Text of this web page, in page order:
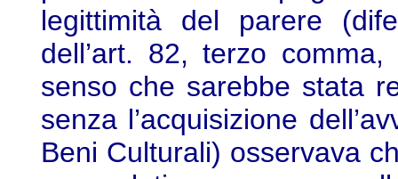
legittimità del parere
dell’art. 82, terzo
senso che sarebbe stata
senza l’acquisizione
Beni Culturali) osservava